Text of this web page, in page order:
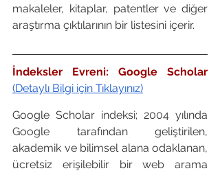
makaleler, kitaplar, patentler ve diğer
araştırma çıktılarının bir listesini içerir.
(Detaylı Bilgi için Tıklayınız)
Google Scholar indeksi; 2004 yılında
Google tarafından geliştirilen,
akademik ve bilimsel alana odaklanan,
ücretsiz erişilebilir bir web arama